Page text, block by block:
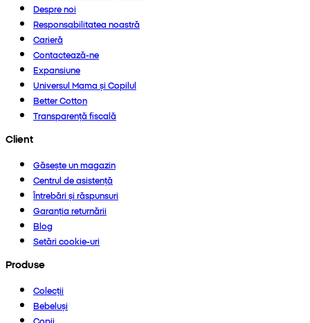
Despre noi
Responsabilitatea noastră
Carieră
Contactează-ne
Expansiune
Universul Mama și Copilul
Better Cotton
Transparență fiscală
Client
Găsește un magazin
Centrul de asistență
Întrebări și răspunsuri
Garanția returnării
Blog
Setări cookie-uri
Produse
Colecții
Bebeluși
Copii